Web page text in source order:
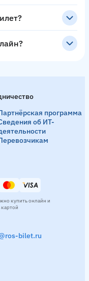
программа
об ИТ-
bilet.ru
купить онлайн и